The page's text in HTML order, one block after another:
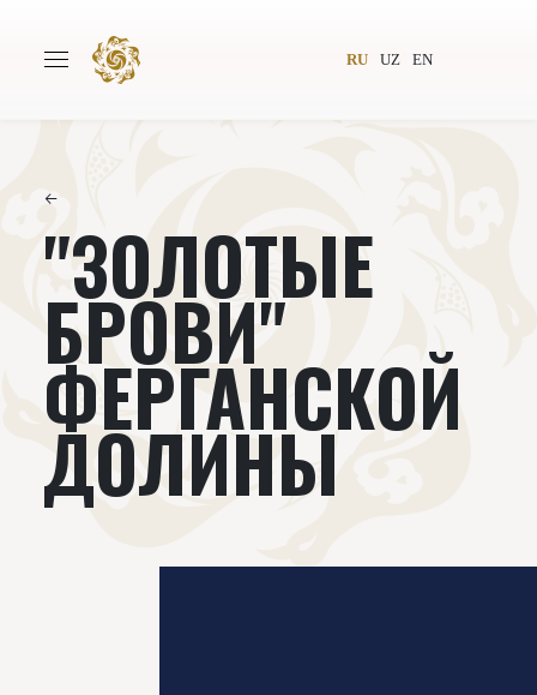
RU UZ EN
Авторы Всемирное общество
Издательство
Проекты Подкасты
Видеолекторий
←
"ЗОЛОТЫЕ
БРОВИ"
ФЕРГАНСКОЙ
ДОЛИНЫ